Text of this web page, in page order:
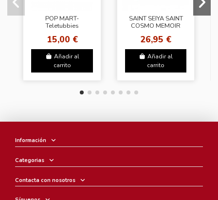
POP MART-
Teletubbies
Figures
15,00 €
Añadir al
carrito
SAINT SEIYA SAINT
COSMO MEMOIR
26,95 €
Añadir al
carrito
Información
Categorias
Contacta con nosotros